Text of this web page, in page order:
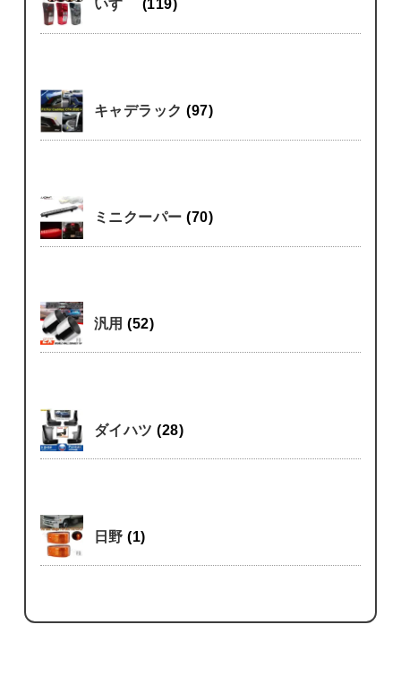
いすゞ (119)
キャデラック(97)
ミニクーパー(70)
汎用(52)
ダイハツ(28)
日野(1)